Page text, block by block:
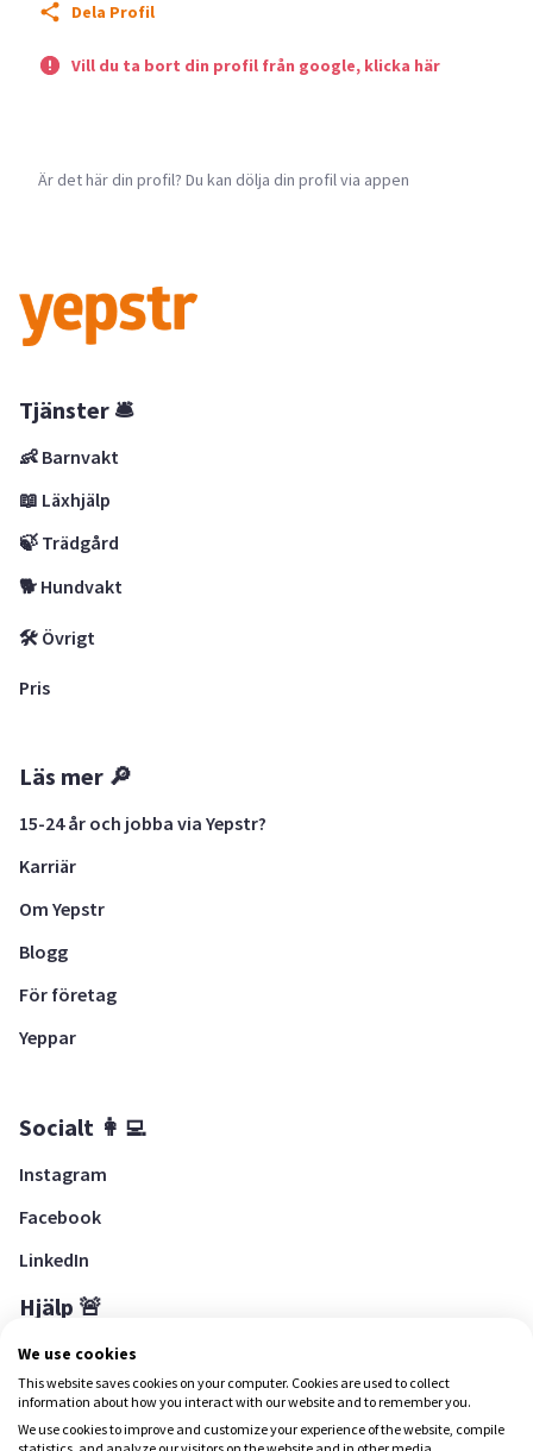
Dela Profil
Vill du ta bort din profil från google, klicka här
Är det här din profil? Du kan dölja din profil via appen
Tjänster 🛎
👶 Barnvakt
📖 Läxhjälp
🍃 Trädgård
🐕 Hundvakt
🛠 Övrigt
Pris
Läs mer 🔎
15-24 år och jobba via Yepstr?
Karriär
Om Yepstr
Blogg
För företag
Yeppar
Socialt 👩‍💻
Instagram
Facebook
LinkedIn
Hjälp 🚨
Hjälpcenter
Ladda ned Yepstr
We use cookies
This website saves cookies on your computer. Cookies are used to collect
information about how you interact with our website and to remember you.
We use cookies to improve and customize your experience of the website, compile